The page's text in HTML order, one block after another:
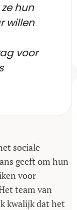
hun
willen
voor
sociale
geeft om hun
voor
team van
kwalijk dat het